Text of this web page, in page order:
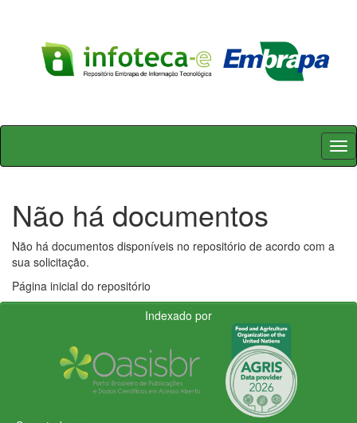
Skip
Não há documentos
Não há documentos disponíveis no repositório de acordo com a
sua solicitação.
Página inicial do repositório
Indexado por